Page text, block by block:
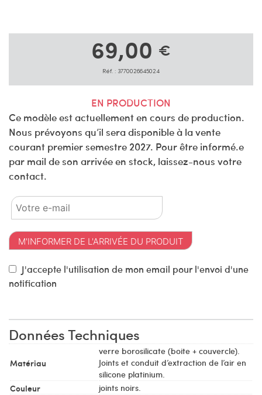
69,00 €
Réf. : 3770026645024
EN PRODUCTION
Ce modèle est actuellement en cours de production.
Nous prévoyons qu’il sera disponible à la vente
courant premier semestre 2027. Pour être informé.e
par mail de son arrivée en stock, laissez-nous votre
contact.
M'INFORMER DE L'ARRIVÉE DU PRODUIT
J'accepte l'utilisation de mon email pour l'envoi d'une
notification
Données Techniques
Matériau
verre borosilicate (boite + couvercle).
Joints et conduit d’extraction de l’air en
silicone platinium.
Couleur joints noirs.